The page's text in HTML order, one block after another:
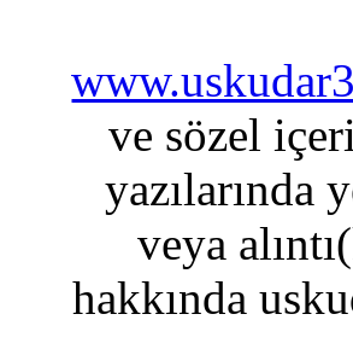
ve sözel
yazılarında
veya
hakkında